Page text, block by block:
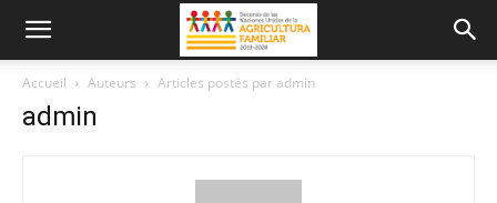
Accueil Auteurs Articles postés par admin
admin